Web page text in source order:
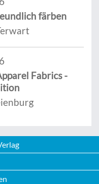
färben
Fabrics -